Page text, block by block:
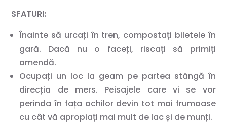
SFATURI:
Înainte să urcați în tren, compostați biletele în
gară. Dacă nu o faceți, riscați să primiți
amendă.
Ocupați un loc la geam pe partea stângă în
direcția de mers. Peisajele care vi se vor
perinda în fața ochilor devin tot mai frumoase
cu cât vă apropiați mai mult de lac și de munți.